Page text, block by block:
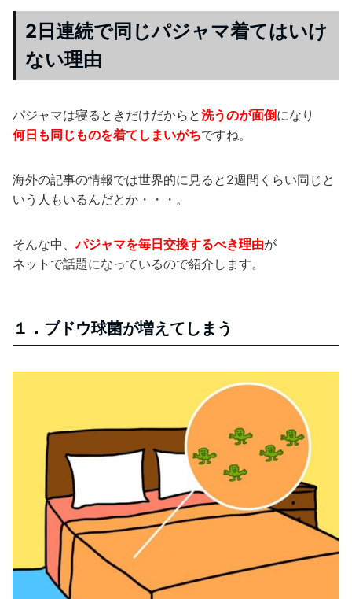
2日連続で同じパジャマ着てはいけ
ない理由
パジャマは寝るときだけだからと洗うのが面倒になり
何日も同じものを着てしまいがちですね。
海外の記事の情報では世界的に見ると2週間くらい同じと
いう人もいるんだとか・・・。
そんな中、パジャマを毎日交換するべき理由が
ネットで話題になっているので紹介します。
１．ブドウ球菌が増えてしまう